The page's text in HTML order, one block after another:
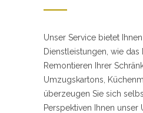
Unser Service bietet
Dienstleistungen, wie das
Remontieren Ihrer
Umzugskartons,
überzeugen Sie sich
Perspektiven Ihnen